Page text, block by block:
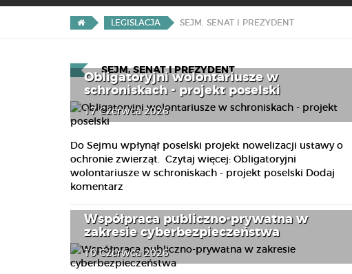
LEGISLACJA SEJM, SENAT I PREZYDENT
SEJM, SENAT I PREZYDENT
Obligatoryjni wolontariusze w
schroniskach - projekt poselski
17 Czerwca 2026
Do Sejmu wpłynął poselski projekt nowelizacji ustawy o
ochronie zwierząt. Czytaj więcej: Obligatoryjni
wolontariusze w schroniskach - projekt poselski Dodaj
komentarz
Współpraca publiczno-prywatna w
zakresie cyberbezpieczeństwa
10 Czerwca 2026